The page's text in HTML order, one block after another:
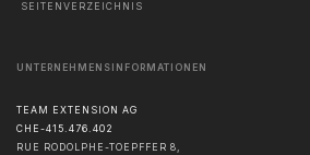
SEITENVERZEICHNIS
UNTERNEHMENSINFORMATIONEN
TEAM EXTENSION AG
CHE-415.476.402
RUE RODOLPHE-TOEPFFER 8,